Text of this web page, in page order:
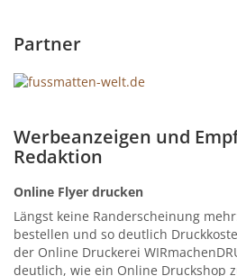
Partner
Werbeanzeigen und
Redaktion
Online Flyer drucken
Längst keine Randerscheinung
bestellen und so deutlich
der Online Druckerei
deutlich, wie ein Online Druckshop